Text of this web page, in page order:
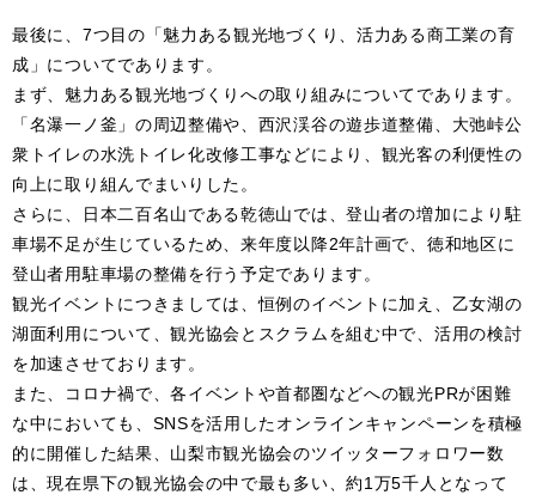
最後に、7つ目の「魅力ある観光地づくり、活力ある商工業の育
成」についてであります。
まず、魅力ある観光地づくりへの取り組みについてであります。
「名瀑一ノ釜」の周辺整備や、西沢渓谷の遊歩道整備、大弛峠公
衆トイレの水洗トイレ化改修工事などにより、観光客の利便性の
向上に取り組んでまいりした。
さらに、日本二百名山である乾徳山では、登山者の増加により駐
車場不足が生じているため、来年度以降2年計画で、徳和地区に
登山者用駐車場の整備を行う予定であります。
観光イベントにつきましては、恒例のイベントに加え、乙女湖の
湖面利用について、観光協会とスクラムを組む中で、活用の検討
を加速させております。
また、コロナ禍で、各イベントや首都圏などへの観光PRが困難
な中においても、SNSを活用したオンラインキャンペーンを積極
的に開催した結果、山梨市観光協会のツイッターフォロワー数
は、現在県下の観光協会の中で最も多い、約1万5千人となって